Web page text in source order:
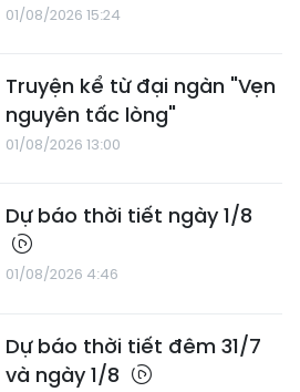
01/08/2026 15:24
Truyện kể từ đại ngàn "Vẹn
nguyên tấc lòng"
01/08/2026 13:00
Dự báo thời tiết ngày 1/8
01/08/2026 4:46
Dự báo thời tiết đêm 31/7
và ngày 1/8